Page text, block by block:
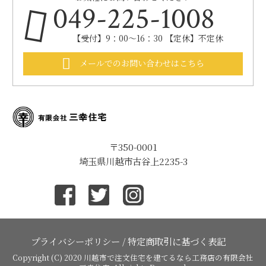
049-225-1008
【受付】9：00～16：30 【定休】不定休
メールでのお問い合わせはこちら
〒350-0001
埼玉県川越市古谷上2235-3
プライバシーポリシー /特定商取引に基づく表記
Copyright (C) 2020 川越市で注文住宅を建てるなら工務店の有限会社